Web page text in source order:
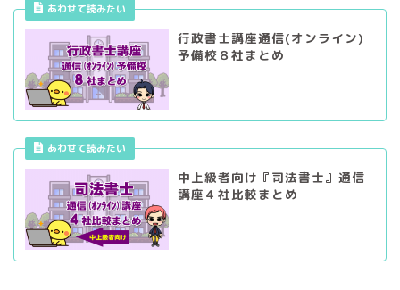
あわせて読みたい
行政書士講座通信(オンライン)
予備校８社まとめ
あわせて読みたい
中上級者向け『司法書士』通信
講座４社比較まとめ